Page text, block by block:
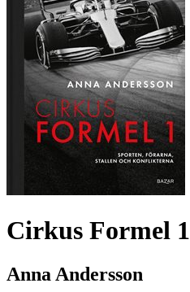
Cirkus Formel 1
Anna Andersson